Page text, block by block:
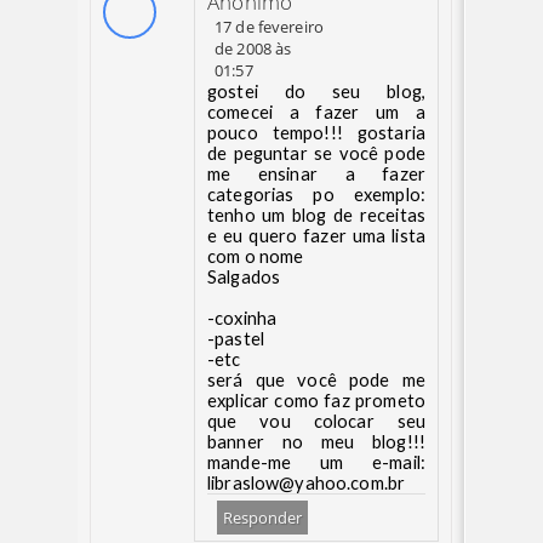
17 de fevereiro
de 2008 às
01:57
gostei do seu blog,
comecei a fazer um a
pouco tempo!!! gostaria
de peguntar se você pode
me ensinar a fazer
categorias po exemplo:
tenho um blog de receitas
e eu quero fazer uma lista
com o nome
Salgados
-coxinha
-pastel
-etc
será que você pode me
explicar como faz prometo
que vou colocar seu
banner no meu blog!!!
mande-me um e-mail:
libraslow@yahoo.com.br
Responder